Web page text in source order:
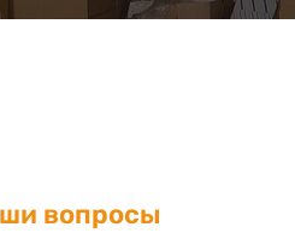
вопросы